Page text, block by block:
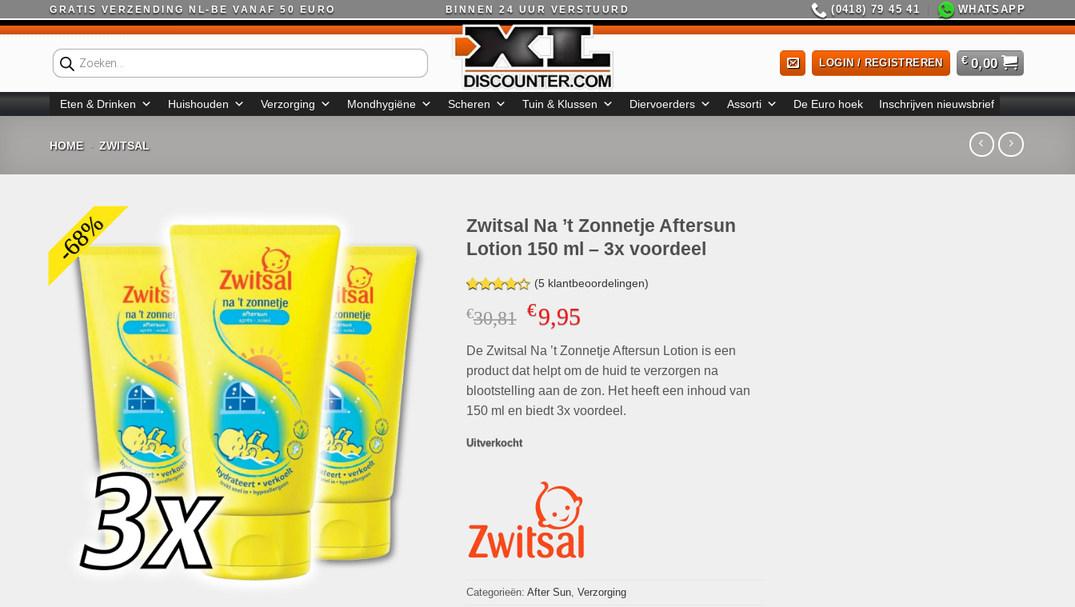
naar
GRATIS VERZENDING NL-BE VANAF 50 EURO BINNEN 24 UUR VERSTUURD (0418) 79 45 41 WHATSAPP
Producten
zoeken
LOGIN / REGISTREREN € 0,00
Eten & Drinken Huishouden Verzorging Mondhygiëne Scheren Tuin & Klussen Diervoerders Assorti De Euro hoek Inschrijven nieuwsbrief
HOME - ZWITSAL
-68%
Zwitsal Na ’t Zonnetje Aftersun
Lotion 150 ml – 3x voordeel
Gewaardeerd
4.20op 5
gebaseerd
waarderingen
(5klantbeoordelingen)
€30,81 Oorspronkelijke
prijs
was:
€30,81.
€9,95Huidige
is:
€9,95.
De Zwitsal Na ’t Zonnetje Aftersun Lotion is een
product dat helpt om de huid te verzorgen na
blootstelling aan de zon. Het heeft een inhoud van
150 ml en biedt 3x voordeel.
Uitverkocht
Categorieën: After Sun, Verzorging